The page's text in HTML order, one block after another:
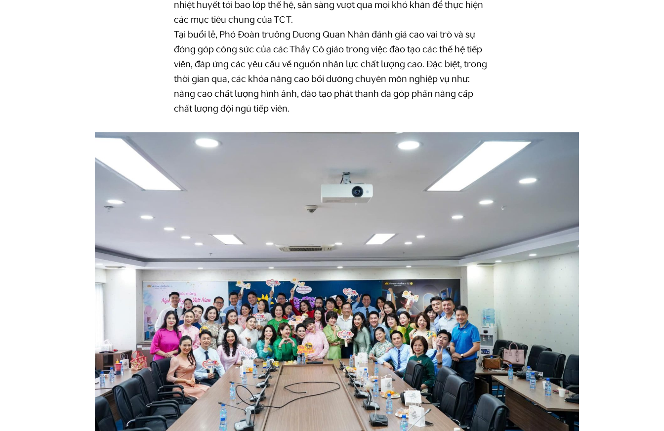
nhiệt huyết tới bao lớp thế hệ, sẵn sàng vượt qua mọi khó khăn để thực hiện
các mục tiêu chung của TCT.
Tại buổi lễ, Phó Đoàn trưởng Dương Quan Nhân đánh giá cao vai trò và sự
đóng góp công sức của các Thầy Cô giáo trong việc đào tạo các thế hệ tiếp
viên, đáp ứng các yêu cầu về nguồn nhân lực chất lượng cao. Đặc biệt, trong
thời gian qua, các khóa nâng cao bồi dưỡng chuyên môn nghiệp vụ như:
nâng cao chất lượng hình ảnh, đào tạo phát thanh đã góp phần nâng cấp
chất lượng đội ngũ tiếp viên.